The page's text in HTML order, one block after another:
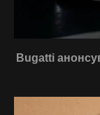
Bugatti